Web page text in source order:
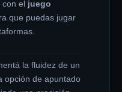
con el juego
que puedas jugar
la fluidez de un
opción de apuntado